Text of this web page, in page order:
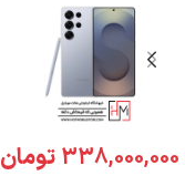
338,000,000 تومان